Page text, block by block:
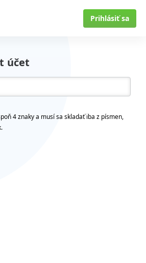
Prihlásiť sa
účet
4 znaky a musí sa skladať iba z písmen,